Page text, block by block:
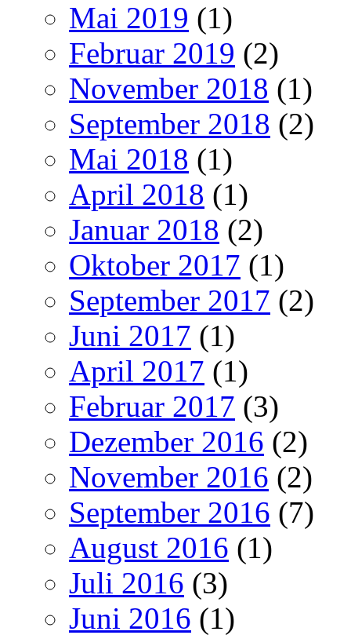
Mai 2019 (1)
Februar 2019 (2)
November 2018 (1)
September 2018 (2)
Mai 2018 (1)
April 2018 (1)
Januar 2018 (2)
Oktober 2017 (1)
September 2017 (2)
Juni 2017 (1)
April 2017 (1)
Februar 2017 (3)
Dezember 2016 (2)
November 2016 (2)
September 2016 (7)
August 2016 (1)
Juli 2016 (3)
Juni 2016 (1)